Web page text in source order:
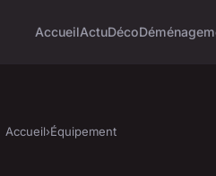
AccueilActuDéco
Accueil›Équipement